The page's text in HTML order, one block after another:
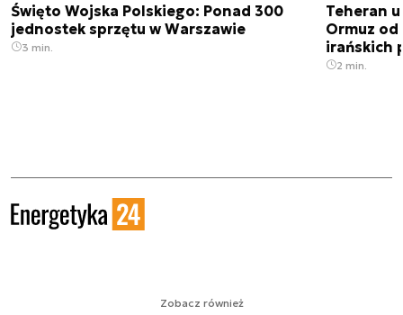
Święto Wojska Polskiego: Ponad 300
jednostek sprzętu w Warszawie
3 min.
Teheran
Ormuz
irańskich
2 min.
Zobacz również